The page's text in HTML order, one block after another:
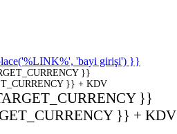
'bayi girişi') }}
}}
}} + KDV
}}
}} + KDV